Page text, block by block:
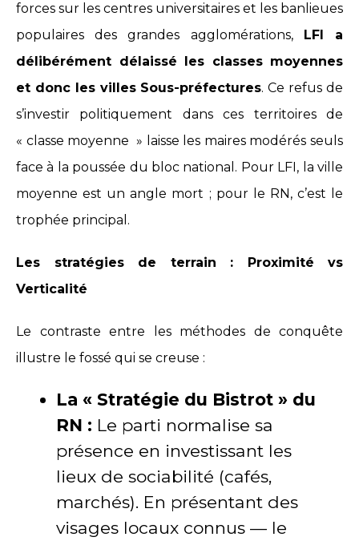
forces sur les centres universitaires et les banlieues
populaires des grandes agglomérations, LFI a
délibérément délaissé les classes moyennes
et donc les villes Sous-préfectures. Ce refus de
s’investir politiquement dans ces territoires de
« classe moyenne » laisse les maires modérés seuls
face à la poussée du bloc national. Pour LFI, la ville
moyenne est un angle mort ; pour le RN, c’est le
trophée principal.
Les stratégies de terrain : Proximité vs
Verticalité
Le contraste entre les méthodes de conquête
illustre le fossé qui se creuse :
La « Stratégie du Bistrot » du
RN : Le parti normalise sa
présence en investissant les
lieux de sociabilité (cafés,
marchés). En présentant des
visages locaux connus — le